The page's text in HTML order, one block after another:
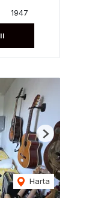
1947
Harta
Next